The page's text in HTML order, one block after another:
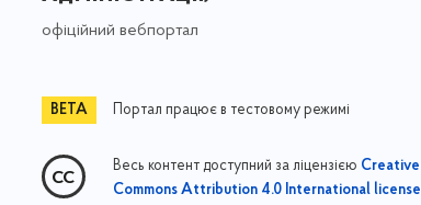
офіційний вебпортал
Портал працює в тестовому режимі
Весь контент доступний за ліцензією Creative
Commons Attribution 4.0 International license